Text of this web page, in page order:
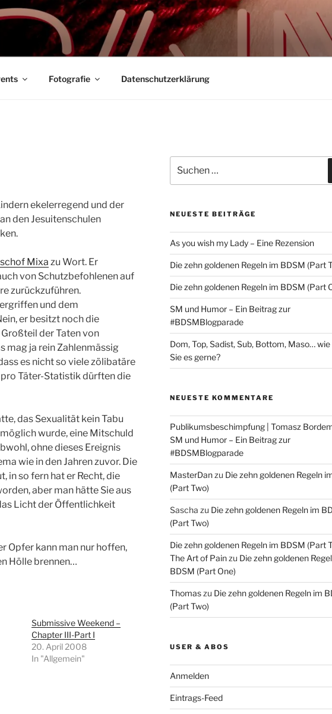
Fotografie Datenschutzerklärung
ekelerregend und der
den Jesuitenschulen
Mixa zu Wort. Er
von Schutzbefohlenen auf
zurückzuführen.
und dem
er besitzt noch die
Großteil der Taten von
mag ja rein Zahlenmässig
es nicht so viele zölibatäre
Täter-Statistik dürften die
das Sexualität kein Tabu
wurde, eine Mitschuld
ohne dieses Ereignis
wie in den Jahren zuvor. Die
in so fern hat er Recht, die
aber man hätte Sie aus
Licht der Öffentlichkeit
Opfer kann man nur hoffen,
Hölle brennen…
Submissive Weekend –
Chapter III-Part I
20. April 2008
In "Allgemein"
nach:
NEUESTE BEITRÄGE
As you wish my Lady – Eine Rezension
Die zehn goldenen Regeln im BDSM (Part
Die zehn goldenen Regeln im BDSM (Part
SM und Humor – Ein Beitrag zur
#BDSMBlogparade
Dom, Top, Sadist, Sub, Bottom, Maso…
Sie es gerne?
NEUESTE KOMMENTARE
Publikumsbeschimpfung | Tomasz
SM und Humor – Ein Beitrag zur
#BDSMBlogparade
MasterDanzu Die zehn goldenen Regeln
(Part Two)
Sascha zu Die zehn goldenen Regeln im
(Part Two)
Die zehn goldenen Regeln im BDSM (Part
The Art of Painzu Die zehn goldenen
BDSM (Part One)
Thomaszu Die zehn goldenen Regeln im
(Part Two)
USER & ABOS
Anmelden
Eintrags-Feed